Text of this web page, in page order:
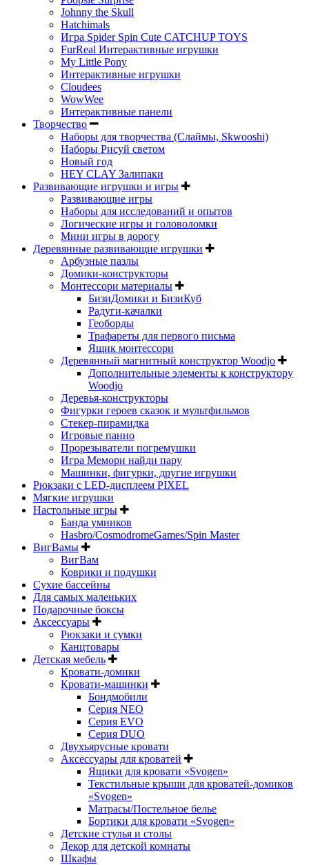
Johnny the Skull
Hatchimals
Игра Spider Spin Cute CATCHUP TOYS
FurReal Интерактивные игрушки
My Little Pony
Интерактивные игрушки
Cloudees
WowWee
Интерактивные панели
Творчество
Наборы для творчества (Слаймы, Skwooshi)
Наборы Рисуй светом
Новый год
HEY CLAY Залипаки
Развивающие игрушки и игры
Развивающие игры
Наборы для исследований и опытов
Логические игры и головоломки
Мини игры в дорогу
Деревянные развивающие игрушки
Арбузные пазлы
Домики-конструкторы
Монтессори материалы
БизиДомики и БизиКуб
Радуги-качалки
Геоборды
Трафареты для первого письма
Ящик монтессори
Деревянный магнитный конструктор Woodjo
Дополнительные элементы к конструктору
Woodjo
Деревья-конструкторы
Фигурки героев сказок и мультфильмов
Стекер-пирамидка
Игровые панно
Прорезыватели погремушки
Игра Мемори найди пару
Машинки, фигурки, другие игрушки
Рюкзаки с LED-дисплеем PIXEL
Мягкие игрушки
Настольные игры
Банда умников
Hasbro/CosmodromeGames/Spin Master
ВигВамы
ВигВам
Коврики и подушки
Сухие бассейны
Для самых маленьких
Подарочные боксы
Аксессуары
Рюкзаки и сумки
Канцтовары
Детская мебель
Кровати-домики
Кровати-машинки
Бондмобили
Серия NEO
Серия EVO
Серия DUO
Двухъярусные кровати
Аксессуары для кроватей
Ящики для кровати «Svogen»
Текстильные крыши для кроватей-домиков
«Svogen»
Матрасы/Постельное белье
Бортики для кровати «Svogen»
Детские стулья и столы
Декор для детской комнаты
Шкафы